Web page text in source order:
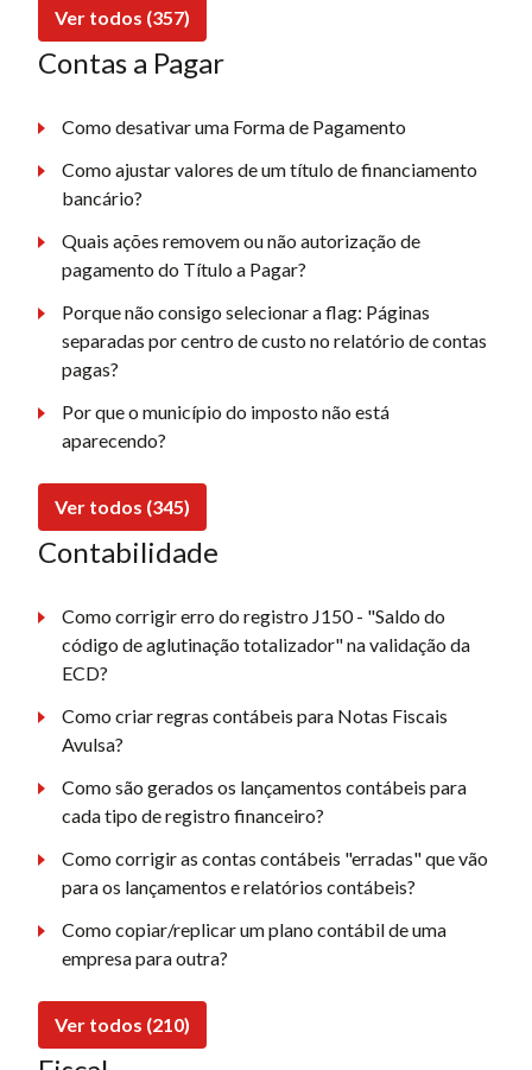
Ver todos (357)
Contas a Pagar
Como desativar uma Forma de Pagamento
Como ajustar valores de um título de financiamento
bancário?
Quais ações removem ou não autorização de
pagamento do Título a Pagar?
Porque não consigo selecionar a flag: Páginas
separadas por centro de custo no relatório de contas
pagas?
Por que o município do imposto não está
aparecendo?
Ver todos (345)
Contabilidade
Como corrigir erro do registro J150 - "Saldo do
código de aglutinação totalizador" na validação da
ECD?
Como criar regras contábeis para Notas Fiscais
Avulsa?
Como são gerados os lançamentos contábeis para
cada tipo de registro financeiro?
Como corrigir as contas contábeis "erradas" que vão
para os lançamentos e relatórios contábeis?
Como copiar/replicar um plano contábil de uma
empresa para outra?
Ver todos (210)